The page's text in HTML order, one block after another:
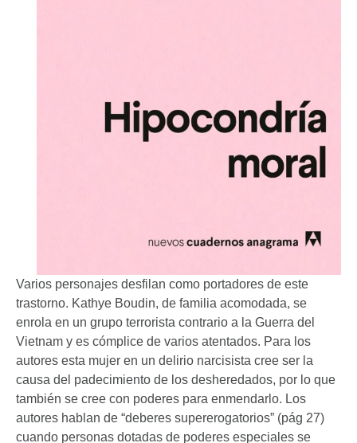
Varios personajes desfilan como portadores de este
trastorno. Kathye Boudin, de familia acomodada, se
enrola en un grupo terrorista contrario a la Guerra del
Vietnam y es cómplice de varios atentados. Para los
autores esta mujer en un delirio narcisista cree ser la
causa del padecimiento de los desheredados, por lo que
también se cree con poderes para enmendarlo. Los
autores hablan de “deberes supererogatorios” (pág 27)
cuando personas dotadas de poderes especiales se